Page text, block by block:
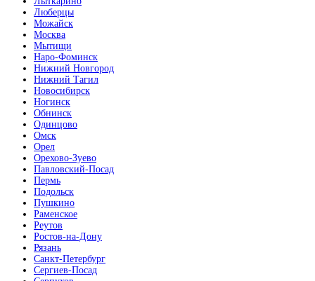
Люберцы
Можайск
Москва
Мытищи
Наро-Фоминск
Нижний Новгород
Нижний Тагил
Новосибирск
Ногинск
Обнинск
Одинцово
Омск
Орел
Орехово-Зуево
Павловский-Посад
Пермь
Подольск
Пушкино
Раменское
Реутов
Ростов-на-Дону
Рязань
Санкт-Петербург
Сергиев-Посад